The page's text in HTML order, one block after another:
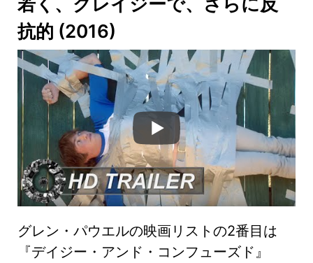
抗的 (2016)
グレン・パウエルの映画リストの2番目は
『デイジー・アンド・コンフューズド』